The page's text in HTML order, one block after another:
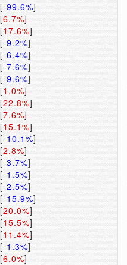
-99.6%]
6.7%]
17.6%]
-9.2%]
-6.4%]
-7.6%]
-9.6%]
1.0%]
22.8%]
7.6%]
15.1%]
-10.1%]
2.8%]
-3.7%]
-1.5%]
-2.5%]
-15.9%]
20.0%]
15.5%]
11.4%]
-1.3%]
6.0%]